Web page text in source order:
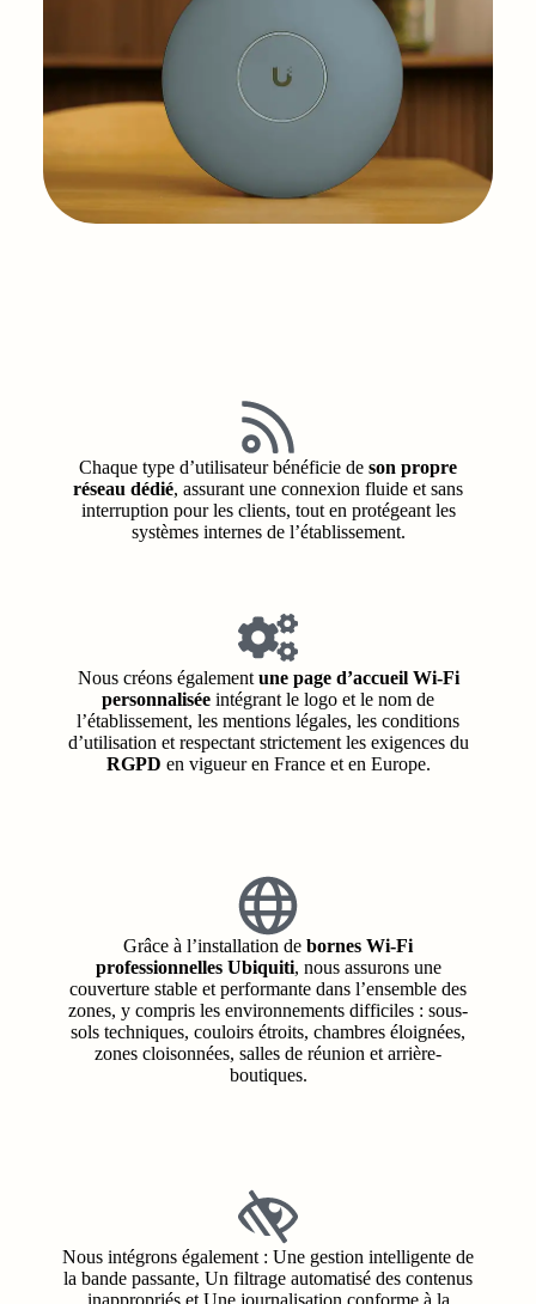
Chaque type d’utilisateur bénéficie de son propre
réseau dédié, assurant une connexion fluide et sans
interruption pour les clients, tout en protégeant les
systèmes internes de l’établissement.
Nous créons également une page d’accueil Wi-Fi
personnalisée intégrant le logo et le nom de
l’établissement, les mentions légales, les conditions
d’utilisation et respectant strictement les exigences du
RGPD en vigueur en France et en Europe.
Grâce à l’installation de bornes Wi-Fi
professionnelles Ubiquiti, nous assurons une
couverture stable et performante dans l’ensemble des
zones, y compris les environnements difficiles : sous-
sols techniques, couloirs étroits, chambres éloignées,
zones cloisonnées, salles de réunion et arrière-
boutiques.
Nous intégrons également : Une gestion intelligente de
la bande passante, Un filtrage automatisé des contenus